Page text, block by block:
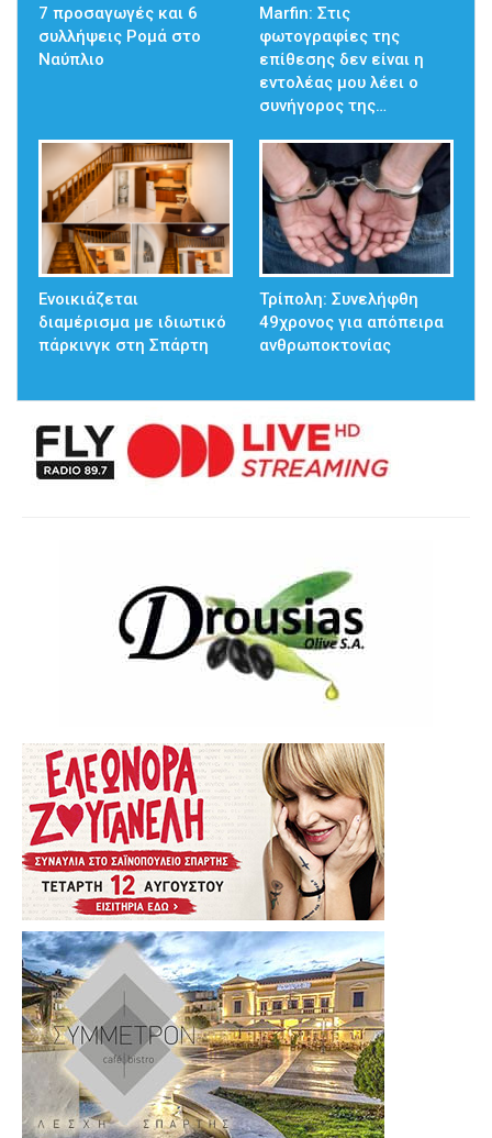
7 προσαγωγές και 6
συλλήψεις Ρομά στο
Ναύπλιο
Marfin: Στις
φωτογραφίες της
επίθεσης δεν είναι η
εντολέας μου λέει ο
συνήγορος της…
Ενοικιάζεται
διαμέρισμα με ιδιωτικό
πάρκινγκ στη Σπάρτη
Τρίπολη: Συνελήφθη
49χρονος για απόπειρα
ανθρωποκτονίας